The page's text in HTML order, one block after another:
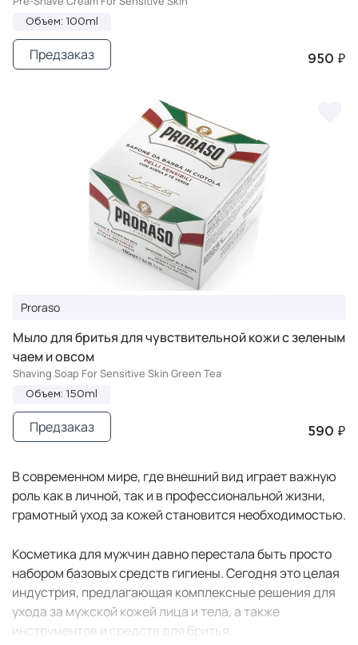
Объем: 100ml
950 ₽
Предзаказ
Proraso
Мыло для бритья для чувствительной кожи с зеленым
чаем и овсом
Shaving Soap For Sensitive Skin Green Tea
Объем: 150ml
590 ₽
Предзаказ
В современном мире, где внешний вид играет важную
роль как в личной, так и в профессиональной жизни,
грамотный уход за кожей становится необходимостью.
Косметика для мужчин давно перестала быть просто
набором базовых средств гигиены. Сегодня это целая
индустрия, предлагающая комплексные решения для
ухода за мужской кожей лица и тела, а также
инструментов и средств для бритья.